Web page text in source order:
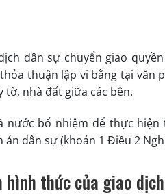
dân sự chuyển giao
thuận lập vi bằng tại văn
tờ, nhà đất giữa các bên.
bổ nhiệm để thực hiện
dân sự (khoản 1 Điều 2
hình thức của giao dịch